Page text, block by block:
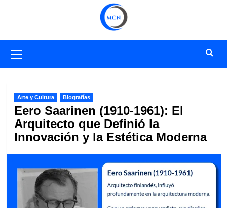
primario
Arte y Cultura Biografías
Eero Saarinen (1910-1961): El
Arquitecto que Definió la
Innovación y la Estética Moderna